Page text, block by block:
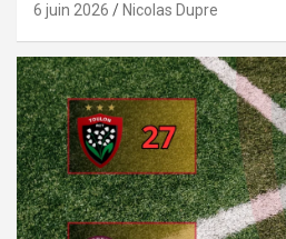
6 juin 2026 Nicolas Dupre